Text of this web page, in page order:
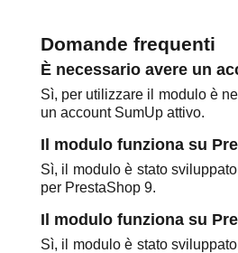
Domande frequenti
È necessario avere un
Sì, per utilizzare il modulo è
un account SumUp attivo.
Il modulo funziona su
Sì, il modulo è stato
per PrestaShop 9.
Il modulo funziona su
Sì, il modulo è stato